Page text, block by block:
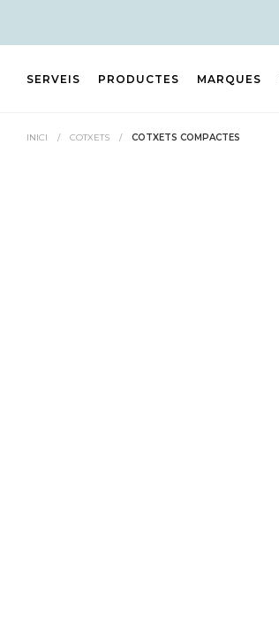
SERVEIS PRODUCTES MARQUES
INICI / COTXETS / COTXETS COMPACTES